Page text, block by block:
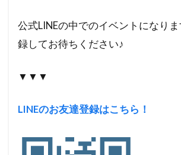
公式LINEの中でのイベントになり
録してお待ちください♪
▼▼▼
LINEのお友達登録はこちら！